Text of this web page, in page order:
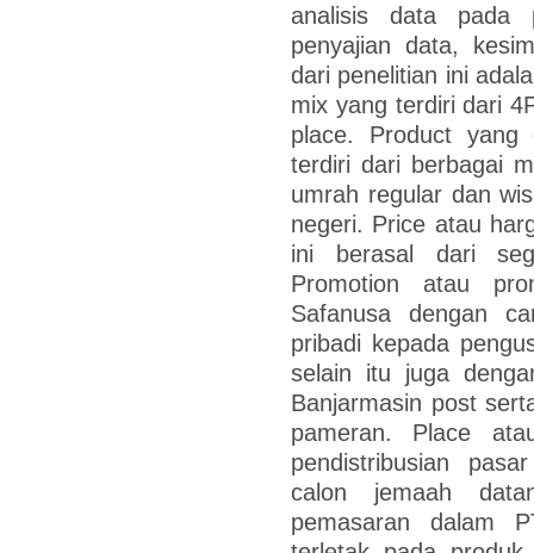
analisis data pada
penyajian data,
dari penelitian ini
mix yang terdiri dari
place. Product yang
terdiri dari berbagai
umrah regular dan
negeri. Price atau
ini berasal dari
Promotion atau
Safanusa dengan
pribadi kepada
selain itu juga
Banjarmasin post
pameran. Place
pendistribusian
calon jemaah
pemasaran dalam